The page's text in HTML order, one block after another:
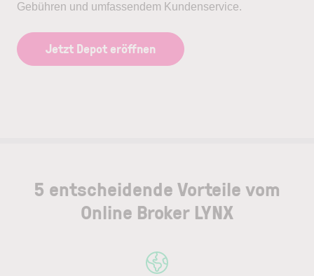
Gebühren und umfassendem Kundenservice.
Jetzt Depot eröffnen
5 entscheidende Vorteile vom
Online Broker LYNX